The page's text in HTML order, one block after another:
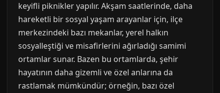
keyifli piknikler yapılır. Akşam saatlerinde, daha
hareketli bir sosyal yaşam arayanlar için, ilçe
merkezindeki bazı mekanlar, yerel halkın
sosyalleştiği ve misafirlerini ağırladığı samimi
ortamlar sunar. Bazen bu ortamlarda, şehir
hayatının daha gizemli ve özel anlarına da
rastlamak mümkündür; örneğin, bazı özel